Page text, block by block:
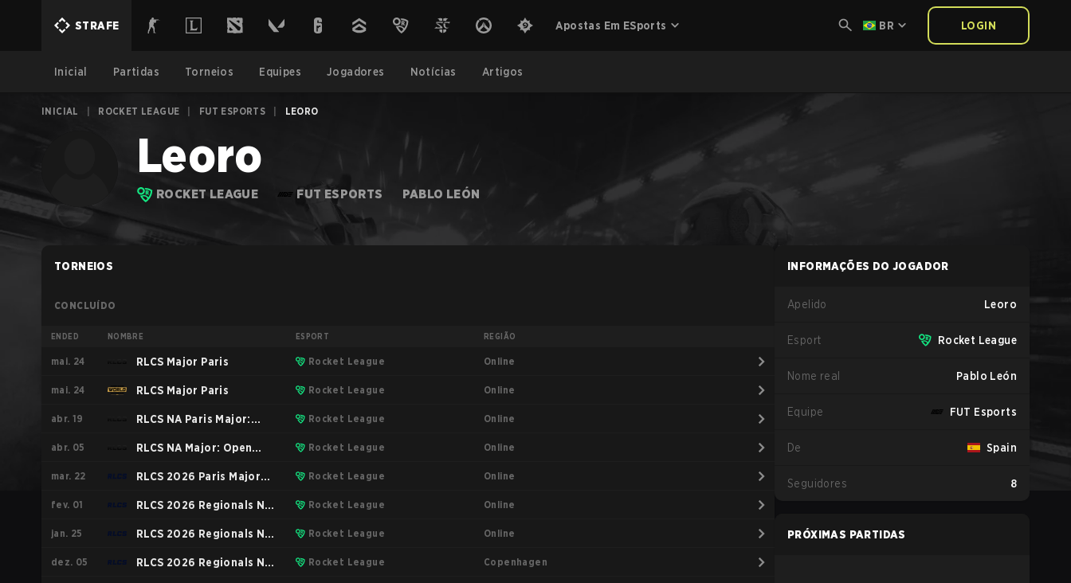
STRAFE Apostas Em ESports BR LOGIN
Inicial Partidas Torneios Equipes Jogadores Notícias Artigos
INICIAL ROCKET LEAGUE FUT ESPORTS LEORO
Leoro
ROCKET LEAGUE FUT ESPORTS PABLO LEÓN
TORNEIOS
CONCLUÍDO
ENDED NOMBRE ESPORT REGIÃO
mai. 24 RLCS Major Paris Rocket League Online
mai. 24 RLCS Major Paris Rocket League Online
abr. 19 RLCS NA Paris Major:
Open 6
Rocket League Online
abr. 05 RLCS NA Major: Open
Qualifier 5
Rocket League Online
mar. 22 RLCS 2026 Paris Major
NA
Rocket League Online
fev. 01 RLCS 2026 Regionals NA
Open 3
Rocket League Online
jan. 25 RLCS 2026 Regionals NA
Open 2
Rocket League Online
dez. 05 RLCS 2026 Regionals NA Rocket League Copenhagen
INFORMAÇÕES DO JOGADOR
Apelido Leoro
Esport Rocket League
Nome real Pablo León
Equipe FUT Esports
De Spain
Seguidores 8
PRÓXIMAS PARTIDAS